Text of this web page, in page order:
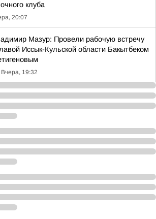
клуба
20:07
Мазур: Провели рабочую встречу
Иссык-Кульской области Бакытбеком
Вчера, 19:32